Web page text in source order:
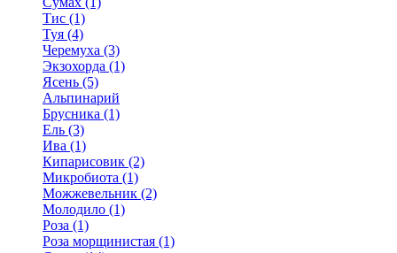
Тис (1)
Туя (4)
Черемуха (3)
Экзохорда (1)
Ясень (5)
Альпинарий
Брусника (1)
Ель (3)
Ива (1)
Кипарисовик (2)
Микробиота (1)
Можжевельник (2)
Молодило (1)
Роза (1)
Роза морщинистая (1)